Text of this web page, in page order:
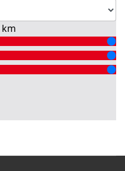
km